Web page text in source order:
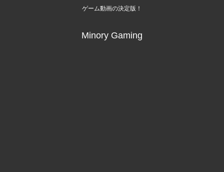
ゲーム動画の決定版！
Minory Gaming